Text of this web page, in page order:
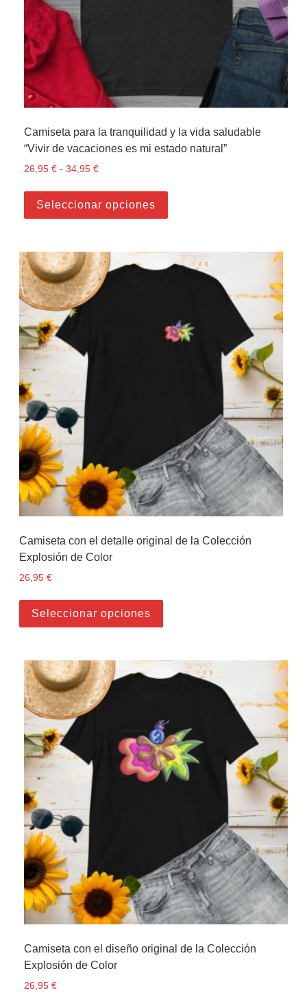
Camiseta para la tranquilidad y la vida saludable
“Vivir de vacaciones es mi estado natural”
26,95€ - 34,95€
Seleccionar opciones
Camiseta con el detalle original de la Colección
Explosión de Color
26,95 €
Seleccionar opciones
Camiseta con el diseño original de la Colección
Explosión de Color
26,95€